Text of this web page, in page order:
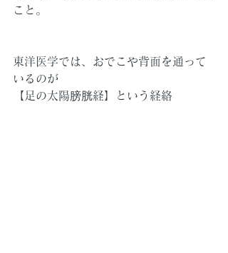
こと。
東洋医学では、おでこや背面を通って
いるのが
【足の太陽膀胱経】という経絡